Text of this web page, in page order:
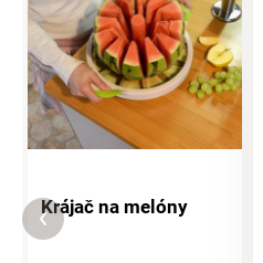
Krájač na melóny